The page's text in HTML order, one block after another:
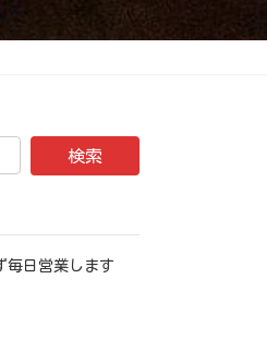
毎日営業します️